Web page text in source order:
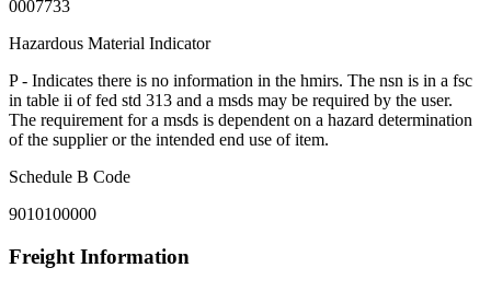
0007733
Hazardous Material Indicator
P - Indicates there is no information in the hmirs. The nsn is in a fsc
in table ii of fed std 313 and a msds may be required by the user.
The requirement for a msds is dependent on a hazard determination
of the supplier or the intended end use of item.
Schedule B Code
9010100000
Freight Information